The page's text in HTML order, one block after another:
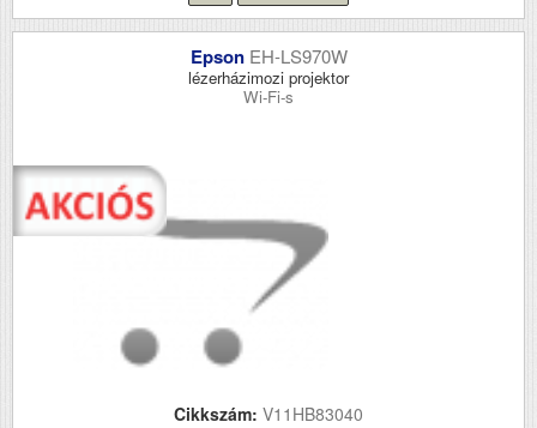
Epson EH-LS970W
lézerházimozi projektor
Wi-Fi-s
Cikkszám: V11HB83040